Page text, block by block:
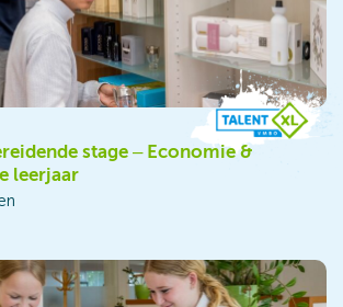
stage – Economie &
leerjaar